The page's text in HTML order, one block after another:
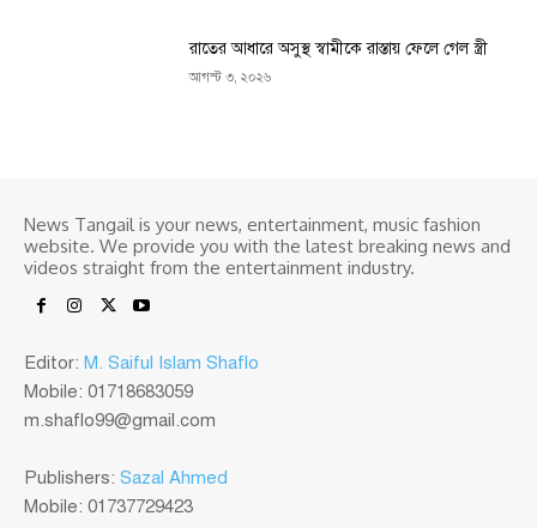
রাতের আধারে অসুস্থ স্বামীকে রাস্তায় ফেলে গেল স্ত্রী
আগস্ট ৩, ২০২৬
News Tangail is your news, entertainment, music fashion
website. We provide you with the latest breaking news and
videos straight from the entertainment industry.
Editor: M. Saiful Islam Shaflo
Mobile: 01718683059
m.shaflo99@gmail.com
Publishers: Sazal Ahmed
Mobile: 01737729423